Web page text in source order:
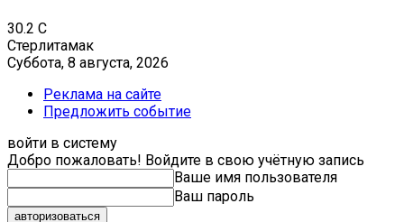
30.2 C
Стерлитамак
Суббота, 8 августа, 2026
Реклама на сайте
Предложить событие
войти в систему
Добро пожаловать! Войдите в свою учётную запись
Ваше имя пользователя
Ваш пароль